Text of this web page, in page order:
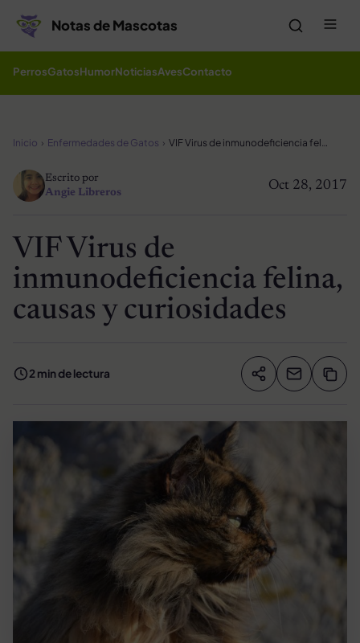
Notas de Mascotas
PerrosGatosHumorNoticiasAvesContacto
Inicio Enfermedades de Gatos VIF Virus de inmunodeficiencia felina, causas y curiosidades
Oct 28, 2017
Escrito por
Angie Libreros
VIF Virus de
inmunodeficiencia felina,
causas y curiosidades
2 min de lectura Compartir